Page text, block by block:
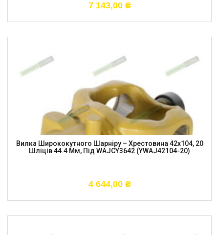
7 143,00 ₴
Вилка Ширококутного Шарніру – Хрестовина 42х104, 20
Шліців 44.4 Мм, Під WAJCY3642 (YWAJ42104-20)
4 644,00 ₴